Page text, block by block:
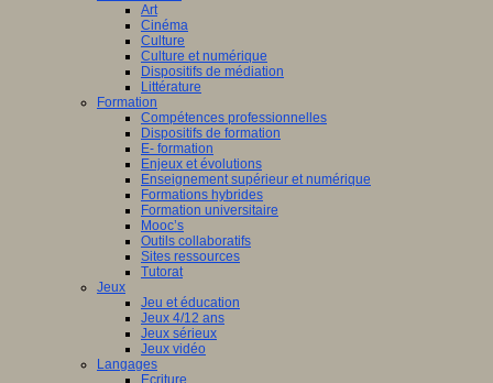
Art
Cinéma
Culture
Culture et numérique
Dispositifs de médiation
Littérature
Formation
Compétences professionnelles
Dispositifs de formation
E- formation
Enjeux et évolutions
Enseignement supérieur et numérique
Formations hybrides
Formation universitaire
Mooc’s
Outils collaboratifs
Sites ressources
Tutorat
Jeux
Jeu et éducation
Jeux 4/12 ans
Jeux sérieux
Jeux vidéo
Langages
Ecriture